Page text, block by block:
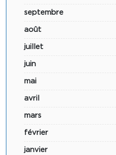
septembre
août
juillet
juin
mai
avril
mars
février
janvier